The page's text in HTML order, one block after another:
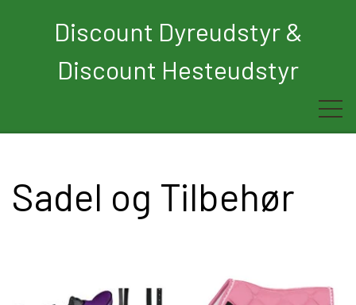
Discount Dyreudstyr &
Discount Hesteudstyr
Rytter
Børn
Sadel og Tilbehør